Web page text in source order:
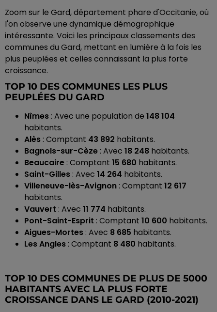
Zoom sur le Gard, département phare d'Occitanie, où
l'on observe une dynamique démographique
intéressante. Voici les principaux classements des
communes du Gard, mettant en lumière à la fois les
plus peuplées et celles connaissant la plus forte
croissance.
TOP 10 DES COMMUNES LES PLUS
PEUPLÉES DU GARD
Nîmes : Avec une population de 148 104
habitants.
Alès : Comptant 43 892 habitants.
Bagnols-sur-Cèze : Avec 18 248 habitants.
Beaucaire : Comptant 15 680 habitants.
Saint-Gilles : Avec 14 264 habitants.
Villeneuve-lès-Avignon : Comptant 12 617
habitants.
Vauvert : Avec 11 774 habitants.
Pont-Saint-Esprit : Comptant 10 600 habitants.
Aigues-Mortes : Avec 8 685 habitants.
Les Angles : Comptant 8 480 habitants.
TOP 10 DES COMMUNES DE PLUS DE 5000
HABITANTS AVEC LA PLUS FORTE
CROISSANCE DANS LE GARD (2010-2021)